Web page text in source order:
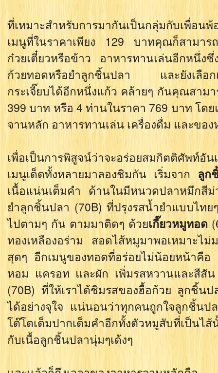
ที่เหมาะสำหรับการมากันเป็นกลุ่มกับเพื่อน
เมนูที่ในราคาเพียง 129 บาทคุณก็สามาร
ก๋วยเตี๋ยวหรือข้าว อาหารทานเล่นอีกหนึ่ง
ก้วยทอดหรือยำลูกชิ้นปลา และยังเลือกเ
กระเจี๊ยบได้อีกหนึ่งแก้ว คล้ายๆ กันคุณสาม
399 บาท หรือ 4 ท่านในราคา 769 บาท โด
จานหลัก อาหารทานเล่น เครื่องดื่ม และขอ
เพื่อเป็นการพิสูจน์ว่าจะอร่อยสมกิตติศัพท์อัน
เมนูเด็ดทั้งหลายมาลองชิมกัน เริ่มจากลูก
เนื้อแน่นเต็มคำ ด้านในมีหนวดปลาหมึกสี
ยำลูกชิ้นปลา (70B) ที่ปรุงรสน้ำยำแบบไท
ไปตามๆ กัน ตามมาติดๆ ด้วยเกี๊ยวหมูทอด
ทองเหลืองอร่าม สอดไส้หมูมาพอเหมาะไ
สุดๆ อีกเมนูของทอดที่อร่อยไม่น้อยหน้าคือ
หอม แครอท และผัก เพิ่มรสหวานและสีสัน
(70B) ที่ให้เราได้ชิมรสของฮื้อก้วย ลูกชิ้น
ได้อย่างจุใจ แน่นอนว่าทุกคนถูกใจลูกชิ้น
โต๊โตเต็มปากเต็มคำอีกทั้งตัวหมูสับที่เป็นไ
กับเนื้อลูกชิ้นปลานุ่มๆเด้งๆ